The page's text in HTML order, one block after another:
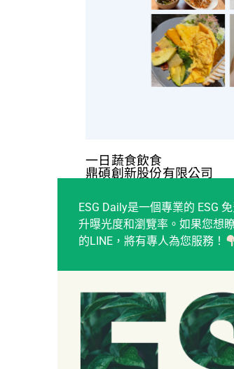
一日蔬食飲食
鼎碩創新股份有限公司
ESG Daily是一個專業的 ESG
升曝光度和瀏覽率。如果您想
的LINE，將有專人為您服務！